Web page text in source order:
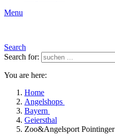
Menu
Search
Search for:
You are here:
Home
Angelshops
Bayern
Geiersthal
Zoo&Angelsport Pointinger